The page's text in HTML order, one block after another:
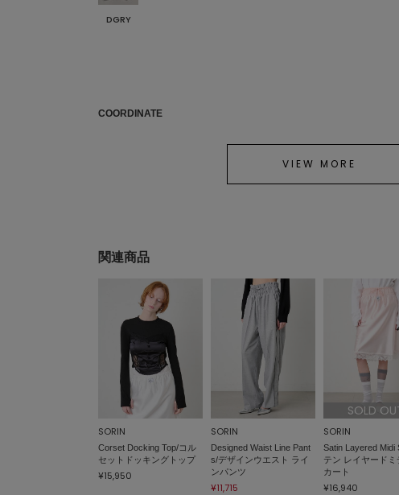
DGRY
COORDINATE
VIEW MORE
関連商品
SORIN
Corset Docking Top/コル
セットドッキングトップ
¥15,950
SORIN
Designed Waist Line Pant
s/デザインウエスト ライ
ンパンツ
¥11,715
SOLD
SORIN
Satin Layered Midi
テン レイヤードミ
カート
¥16,940